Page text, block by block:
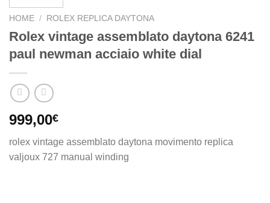
HOME / ROLEX REPLICA DAYTONA
Rolex vintage assemblato daytona 6241
paul newman acciaio white dial
999,00€
rolex vintage assemblato daytona movimento replica
valjoux 727 manual winding